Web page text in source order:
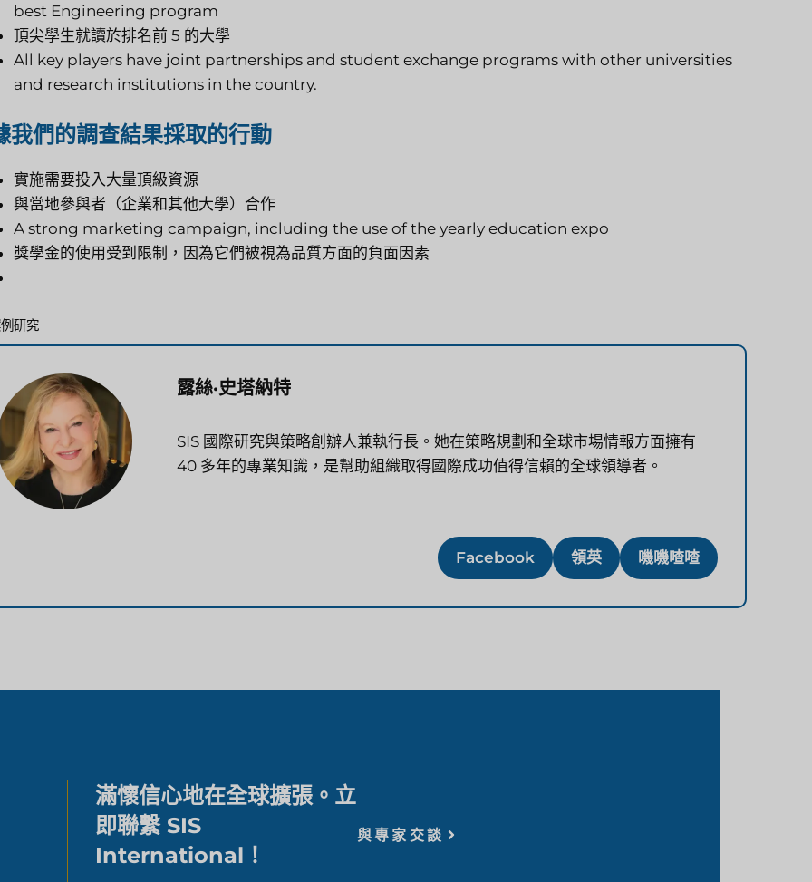
best Engineering program
頂尖學生就讀於排名前 5 的大學
All key players have joint partnerships and student exchange programs with other universities
and research institutions in the country.
我們的調查結果採取的行動
實施需要投入大量頂級資源
與當地參與者（企業和其他大學）合作
A strong marketing campaign, including the use of the yearly education expo
獎學金的使用受到限制，因為它們被視為品質方面的負面因素
研究
露絲·史塔納特
SIS 國際研究與策略創辦人兼執行長。她在策略規劃和全球市場情報方面擁有
40 多年的專業知識，是幫助組織取得國際成功值得信賴的全球領導者。
Facebook 領英 嘰嘰喳喳
滿懷信心地在全球擴張。立
即聯繫 SIS
International！
與專家交談